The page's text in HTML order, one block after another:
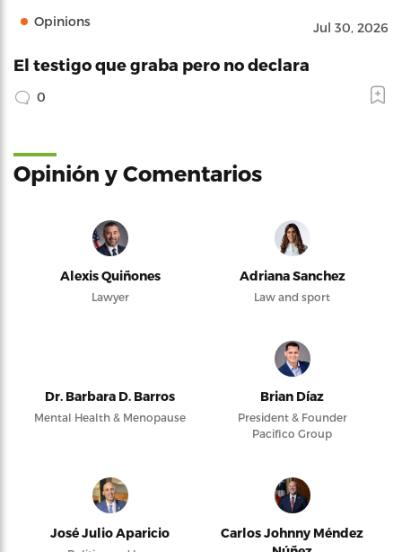
Opinions Jul 30, 2026
El testigo que graba pero no declara
0
Opinión y Comentarios
Alexis Quiñones
Lawyer
Adriana Sanchez
Law and sport
Dr. Barbara D. Barros
Mental Health & Menopause
Brian Díaz
President & Founder
Pacifico Group
José Julio Aparicio
Carlos Johnny Méndez